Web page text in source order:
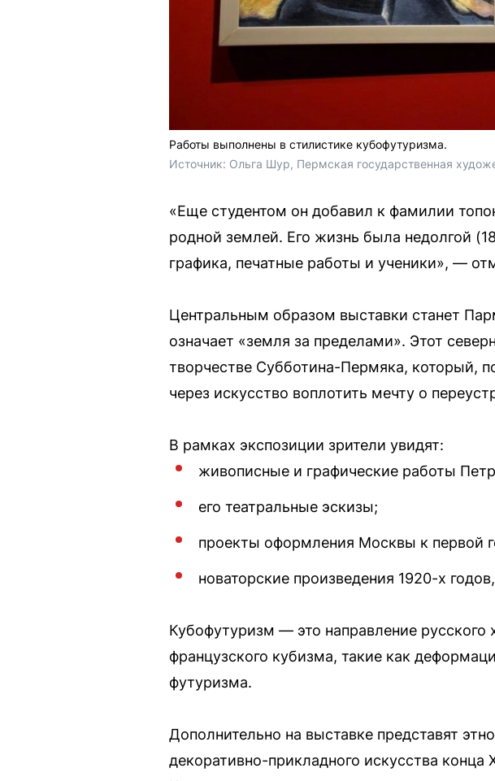
Работы выполнены в стилистике кубофутуризма.
Источник: Ольга Шур, Пермская государственная
«Еще студентом он добавил к фамилии
родной землей. Его жизнь была недолгой
графика, печатные работы и ученики», —
Центральным образом выставки станет
означает «земля за пределами». Этот
творчестве Субботина-Пермяка, который,
через искусство воплотить мечту о
В рамках экспозиции зрители увидят:
живописные и графические работы
его театральные эскизы;
проекты оформления Москвы к первой
новаторские произведения 1920-х
Кубофутуризм — это направление
французского кубизма, такие как
футуризма.
Дополнительно на выставке представят
декоративно-прикладного искусства